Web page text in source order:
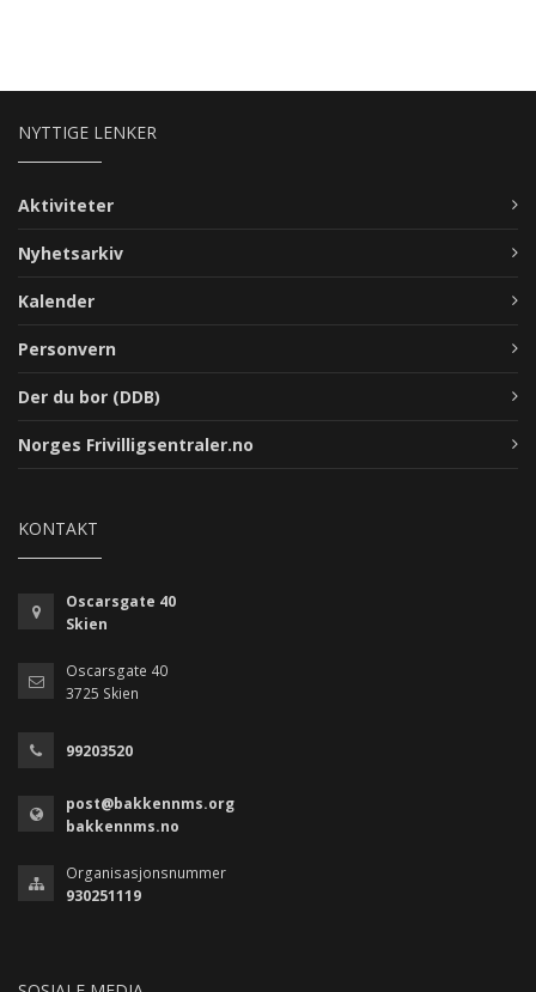
NYTTIGE LENKER
Aktiviteter
Nyhetsarkiv
Kalender
Personvern
Der du bor (DDB)
Norges Frivilligsentraler.no
KONTAKT
Oscarsgate 40
Skien
Oscarsgate 40
3725 Skien
99203520
post@bakkennms.org
bakkennms.no
Organisasjonsnummer
930251119